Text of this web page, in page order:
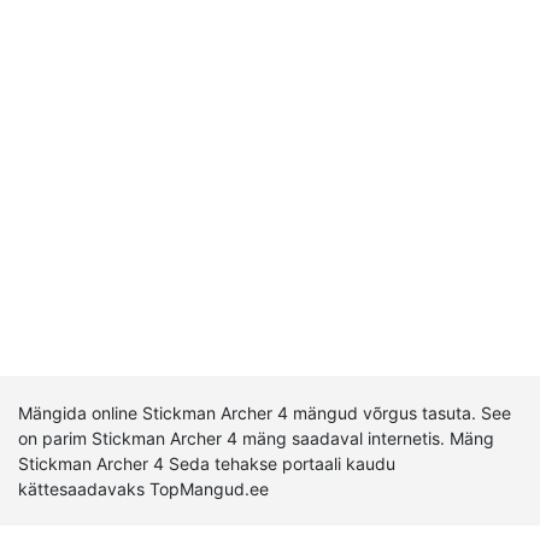
Mängida online Stickman Archer 4 mängud võrgus tasuta. See
on parim Stickman Archer 4 mäng saadaval internetis. Mäng
Stickman Archer 4 Seda tehakse portaali kaudu
kättesaadavaks TopMangud.ee